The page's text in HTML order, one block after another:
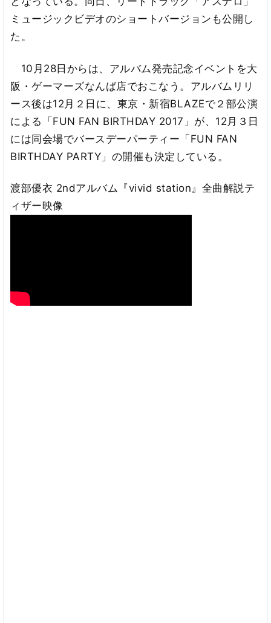
ミュージックビデオのショートバージョンも公開し
た。
10月28日からは、アルバム発売記念イベントを大
阪・ゲーマーズなんば店でおこなう。アルバムリリ
ース後は12月２日に、東京・新宿BLAZEで２部公演
による「FUN FAN BIRTHDAY 2017」が、12月３日
には同会場でバースデーパーティー「FUN FAN
BIRTHDAY PARTY」の開催も決定している。
渡部優衣 2ndアルバム『vivid station』全曲解説テ
ィザー映像